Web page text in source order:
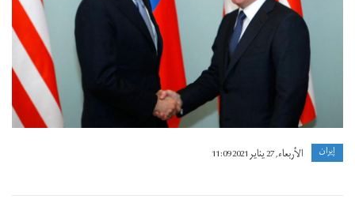
إيران الأربعاء, 27 يناير 2021 11:09